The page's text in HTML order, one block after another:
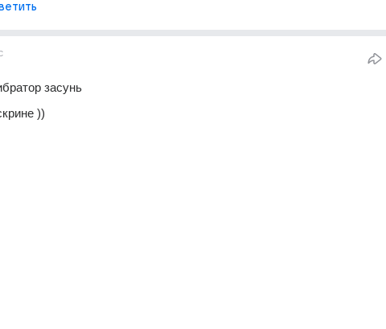
засунь
))